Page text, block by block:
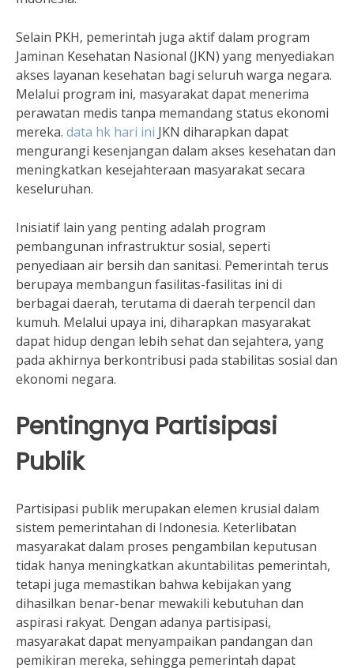
Selain PKH, pemerintah juga aktif dalam program
Jaminan Kesehatan Nasional (JKN) yang menyediakan
akses layanan kesehatan bagi seluruh warga negara.
Melalui program ini, masyarakat dapat menerima
perawatan medis tanpa memandang status ekonomi
mereka. data hk hari ini JKN diharapkan dapat
mengurangi kesenjangan dalam akses kesehatan dan
meningkatkan kesejahteraan masyarakat secara
keseluruhan.
Inisiatif lain yang penting adalah program
pembangunan infrastruktur sosial, seperti
penyediaan air bersih dan sanitasi. Pemerintah terus
berupaya membangun fasilitas-fasilitas ini di
berbagai daerah, terutama di daerah terpencil dan
kumuh. Melalui upaya ini, diharapkan masyarakat
dapat hidup dengan lebih sehat dan sejahtera, yang
pada akhirnya berkontribusi pada stabilitas sosial dan
ekonomi negara.
Pentingnya Partisipasi
Publik
Partisipasi publik merupakan elemen krusial dalam
sistem pemerintahan di Indonesia. Keterlibatan
masyarakat dalam proses pengambilan keputusan
tidak hanya meningkatkan akuntabilitas pemerintah,
tetapi juga memastikan bahwa kebijakan yang
dihasilkan benar-benar mewakili kebutuhan dan
aspirasi rakyat. Dengan adanya partisipasi,
masyarakat dapat menyampaikan pandangan dan
pemikiran mereka, sehingga pemerintah dapat